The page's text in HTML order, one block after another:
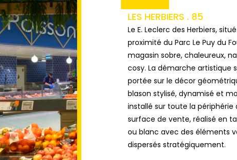
LES HERBIERS . 85
Le E. Leclerc des Herbiers,
proximité du Parc Le Puy du
magasin sobre, chaleureux,
cosy. La démarche artistique
portée sur le décor
blason stylisé, dynamisé et
installé sur toute la périphérie
surface de vente, réalisé en
ou blanc avec des éléments
dispersés stratégiquement.